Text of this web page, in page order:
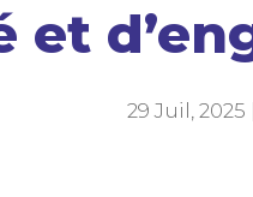
29 Juil, 2025